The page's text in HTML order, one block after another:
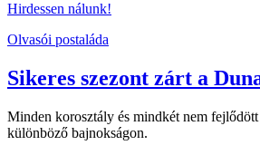
Hirdessen nálunk!
Olvasói postaláda
Sikeres szezont zárt a
Minden korosztály és mindkét nem
különböző bajnokságon.